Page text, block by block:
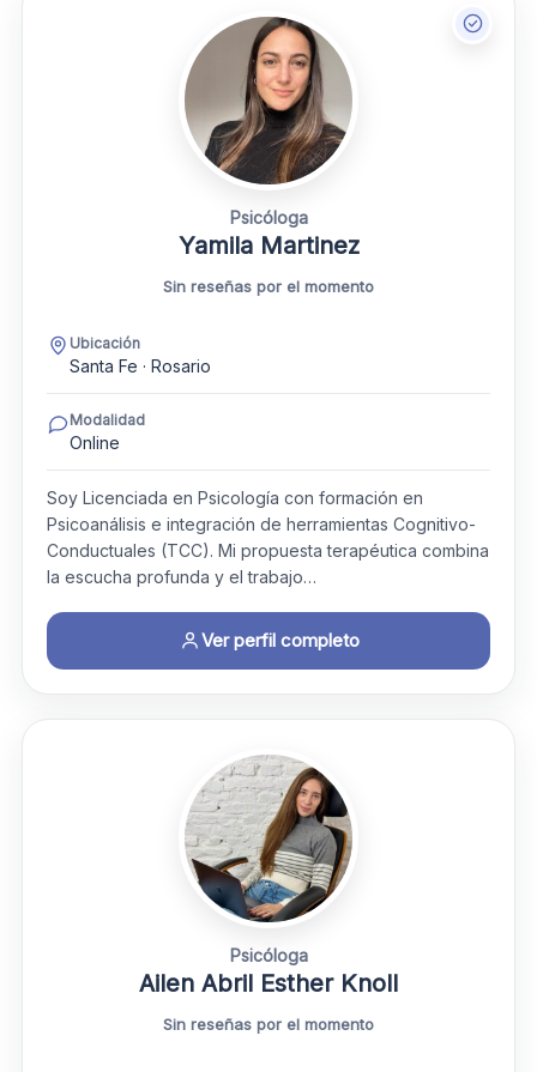
Psicóloga
Yamila Martinez
Sin reseñas por el momento
Ubicación
Santa Fe · Rosario
Modalidad
Online
Soy Licenciada en Psicología con formación en
Psicoanálisis e integración de herramientas Cognitivo-
Conductuales (TCC). Mi propuesta terapéutica combina
la escucha profunda y el trabajo…
Ver perfil completo
Psicóloga
Ailen Abril Esther Knoll
Sin reseñas por el momento